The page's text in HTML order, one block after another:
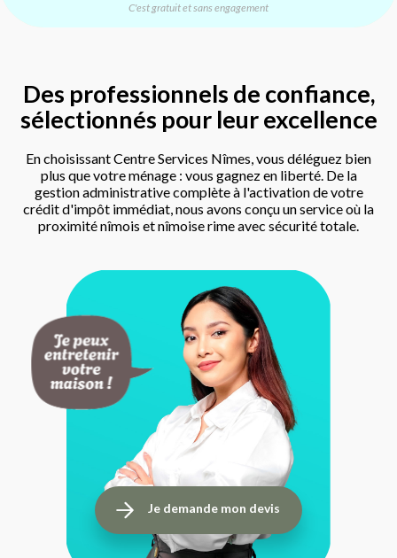
C'est gratuit et sans engagement
Des professionnels de confiance,
sélectionnés pour leur excellence
En choisissant Centre Services Nîmes, vous déléguez bien
plus que votre ménage : vous gagnez en liberté. De la
gestion administrative complète à l'activation de votre
crédit d'impôt immédiat, nous avons conçu un service où la
proximité nîmois et nîmoise rime avec sécurité totale.
Je demande mon devis